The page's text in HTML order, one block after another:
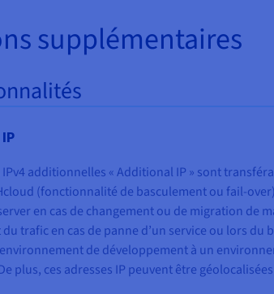
supplémentaires
IPv4 additionnelles « Additional IP » sont
(fonctionnalité de basculement ou fail-
en cas de changement ou de migration de
trafic en cas de panne d’un service ou lors du
de développement à un
plus, ces adresses IP peuvent être